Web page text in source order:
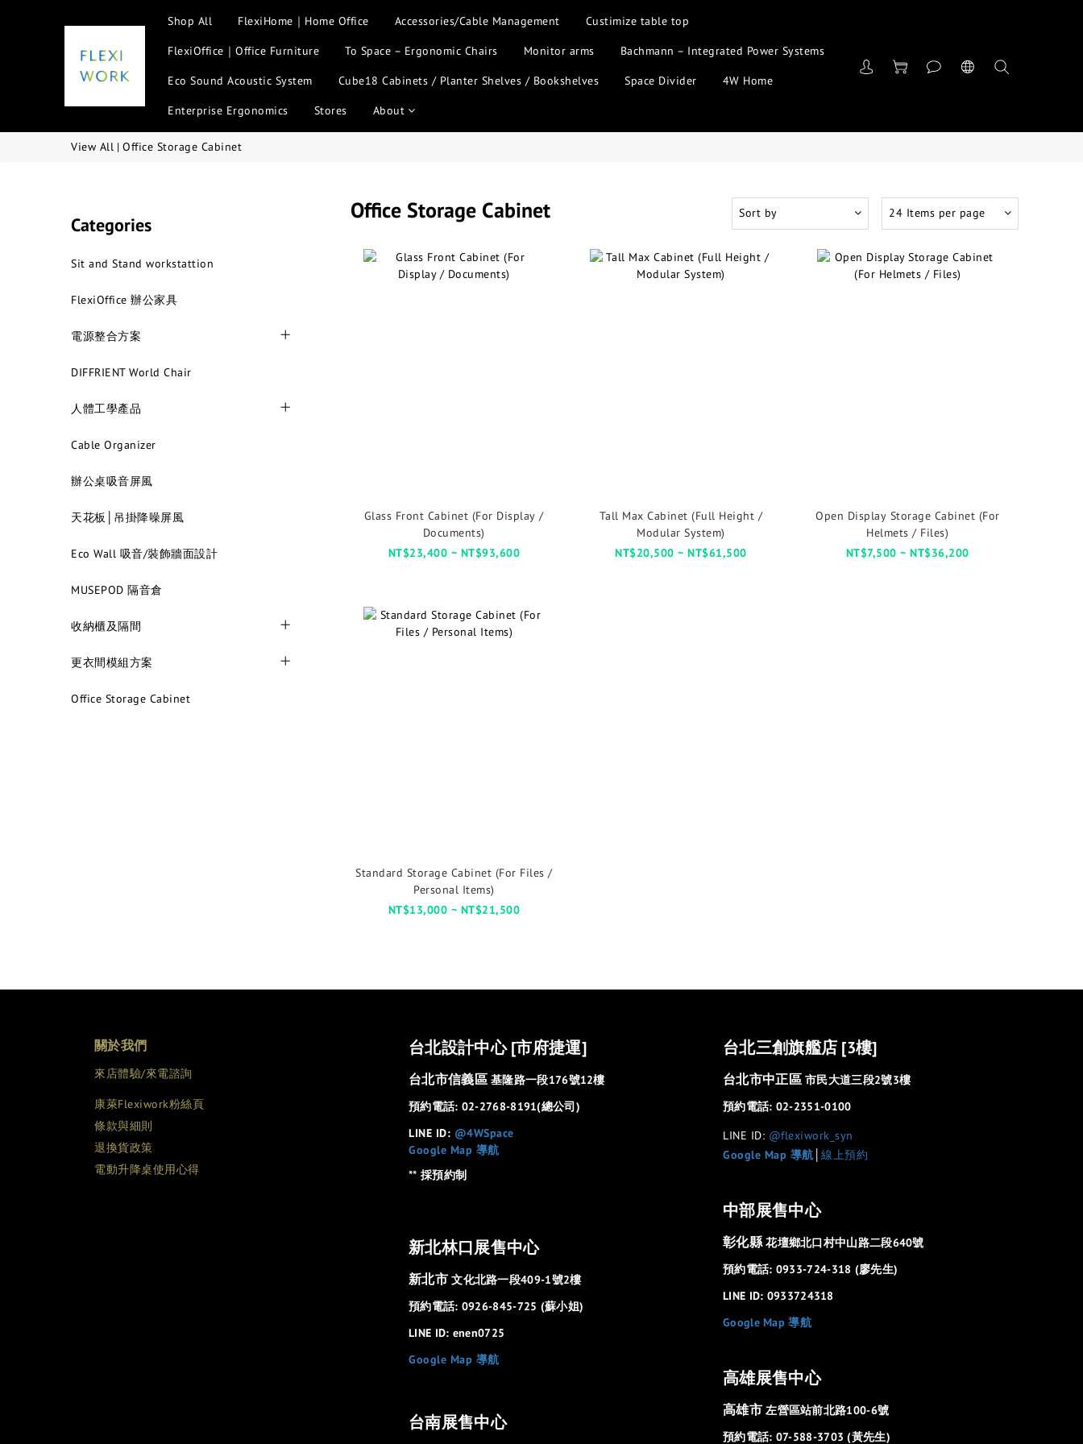
Shop All FlexiHome｜Home Office Accessories/Cable Management Custimize table top
FlexiOffice｜Office Furniture To Space – Ergonomic Chairs Monitor arms Bachmann – Integrated Power Systems
Eco Sound Acoustic System Cube18 Cabinets / Planter Shelves / Bookshelves Space Divider 4W Home
Enterprise Ergonomics Stores About
View All | Office Storage Cabinet
Categories
Sit and Stand workstattion
FlexiOffice 辦公家具
電源整合方案
DIFFRIENT World Chair
人體工學產品
Cable Organizer
辦公桌吸音屏風
天花板│吊掛降噪屏風
Eco Wall 吸音/裝飾牆面設計
MUSEPOD 隔音倉
收納櫃及隔間
更衣間模組方案
Office Storage Cabinet
Office Storage Cabinet Sort by 24 Items per page
Glass Front Cabinet (For Display /
Documents)
NT$23,400 ~ NT$93,600
Tall Max Cabinet (Full Height /
Modular System)
NT$20,500 ~ NT$61,500
Open Display Storage Cabinet (For
Helmets / Files)
NT$7,500 ~ NT$36,200
Standard Storage Cabinet (For Files /
Personal Items)
NT$13,000 ~ NT$21,500
關於我們
來店體驗/來電諮詢
康萊Flexiwork粉絲頁
條款與細則
退換貨政策
電動升降桌使用心得
台北設計中心 [市府捷運]
台北市信義區基隆路一段176號12樓
預約電話: 02-2768-8191(總公司)
LINE ID: @4WSpace
Google Map 導航
** 採預約制
新北林口展售中心
新北市文化北路一段409-1號2樓
預約電話: 0926-845-725 (蘇小姐)
LINE ID: enen0725
Google Map 導航
台南展售中心
台北三創旗艦店 [3樓]
台北市中正區市民大道三段2號3樓
預約電話: 02-2351-0100
LINE ID: @flexiwork_syn
Google Map 導航 線上預約
中部展售中心
彰化縣花壇鄉北口村中山路二段640號
預約電話: 0933-724-318 (廖先生)
LINE ID: 0933724318
Google Map 導航
高雄展售中心
高雄市左營區站前北路100-6號
預約電話: 07-588-3703 (黃先生)